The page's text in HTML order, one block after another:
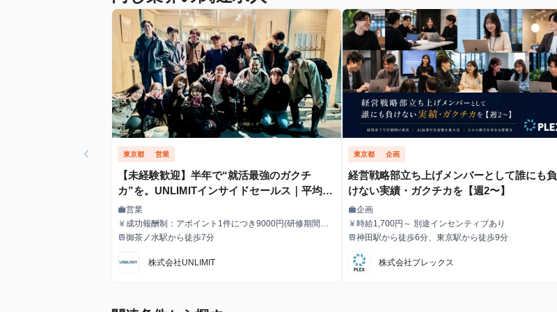
chevron_left 東京都 営業
【未経験歓迎】半年で“就活最強のガクチ
カ”を。UNLIMITインサイドセールス｜平均時
給3,000円で成果もキャリアも掴む
職種
work営業
給与
currency_yen 成功報酬制：アポイント1件につき9000円(研修期間中
は4500円)
最寄駅
train御茶ノ水駅から徒歩7分
株式会社UNLIMIT
東京都 企画
経営戦略部立ち上げメンバーとして誰にも負
けない実績・ガクチカを【週2〜】
職種
work企画
給与
currency_yen時給1,700円～ 別途インセンティブあり
最寄駅
train神田駅から徒歩6分、東京駅から徒歩9分
株式会社プレックス